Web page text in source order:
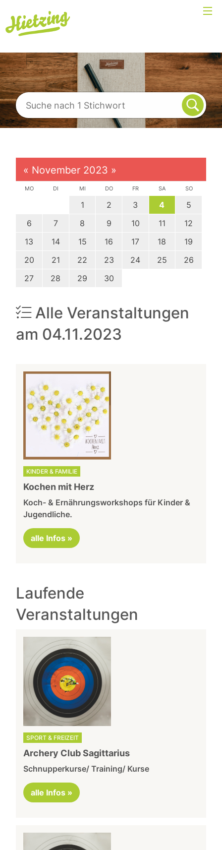
« November 2023 »
MO DI MI DO FR SA SO
1 2 3 4
5
6
7 8 9 10 11
12
13
14 15 16 17 18
19
20
21 22 23 24 25
26
27
28 29 30
Alle Veranstaltungen
am 04.11.2023
KINDER & FAMILIE
Kochen mit Herz
Koch- & Ernährungsworkshops für Kinder &
Jugendliche.
alle Infos »
Laufende
Veranstaltungen
SPORT & FREIZEIT
Archery Club Sagittarius
Schnupperkurse/ Training/ Kurse
alle Infos »